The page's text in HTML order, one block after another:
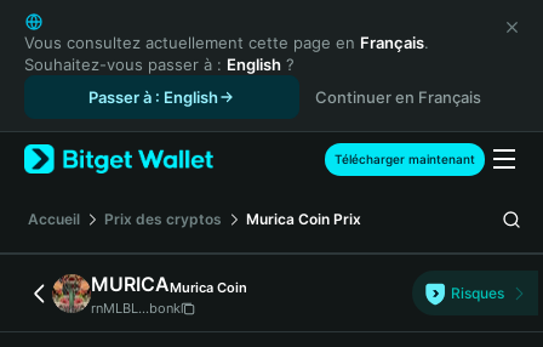
English
日本語
Tiếng Việt
Español (Latinoamérica)
Türkçe
Français
Deutsch
简体中文
繁體中文
Português (Portugal)
Vous consultez actuellement cette page en Français.
Souhaitez-vous passer à : English ?
Passer à : English
Continuer en Français
Télécharger maintenant
Accueil Prix des cryptos Murica Coin Prix
MURICAMurica Coin
rnMLBL...bonk
Risques